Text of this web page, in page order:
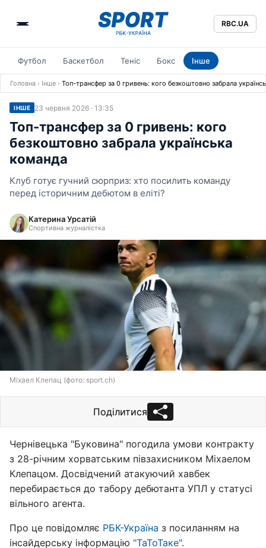
RBC.UA
Футбол Баскетбол Теніс Бокс Інше
Головна › Інше › Топ-трансфер за 0 гривень: кого безкоштовно забрала
ІНШЕ 23 червня 2026 · 13:35
Топ-трансфер за 0 гривень: кого
безкоштовно забрала українська
команда
Клуб готує гучний сюрприз: хто посилить команду
перед історичним дебютом в еліті?
Катерина Урсатій
Спортивна журналістка
Міхаел Клепац (фото: sport.ch)
Поділитися
Чернівецька "Буковина" погодила умови контракту
з 28-річним хорватським півзахисником Міхаелом
Клепацом. Досвідчений атакуючий хавбек
перебирається до табору дебютанта УПЛ у статусі
вільного агента.
Про це повідомляє РБК-Україна з посиланням на
інсайдерську інформацію "ТаТоТаке".